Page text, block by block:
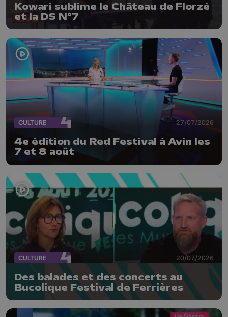
Kowari sublime le Château de Florzé
et la DS N°7
CULTURE 27/07/2026
4e édition du Red Festival à Avin les
7 et 8 août
CULTURE 20/07/2026
Des balades et des concerts au
Bucolique Festival de Ferrières